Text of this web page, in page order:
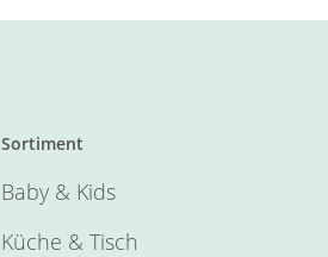
Sortiment
Baby & Kids
Küche & Tisch